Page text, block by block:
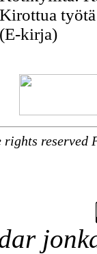
Kirottua
(E-kirja)
rights